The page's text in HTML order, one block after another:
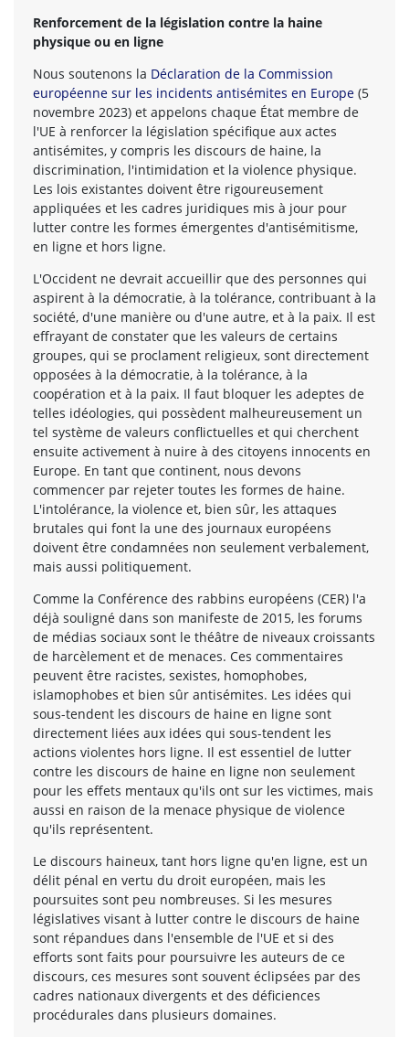
Renforcement de la législation contre la haine
physique ou en ligne
Nous soutenons la Déclaration de la Commission
européenne sur les incidents antisémites en Europe (5
novembre 2023) et appelons chaque État membre de
l'UE à renforcer la législation spécifique aux actes
antisémites, y compris les discours de haine, la
discrimination, l'intimidation et la violence physique.
Les lois existantes doivent être rigoureusement
appliquées et les cadres juridiques mis à jour pour
lutter contre les formes émergentes d'antisémitisme,
en ligne et hors ligne.
L'Occident ne devrait accueillir que des personnes qui
aspirent à la démocratie, à la tolérance, contribuant à la
société, d'une manière ou d'une autre, et à la paix. Il est
effrayant de constater que les valeurs de certains
groupes, qui se proclament religieux, sont directement
opposées à la démocratie, à la tolérance, à la
coopération et à la paix. Il faut bloquer les adeptes de
telles idéologies, qui possèdent malheureusement un
tel système de valeurs conflictuelles et qui cherchent
ensuite activement à nuire à des citoyens innocents en
Europe. En tant que continent, nous devons
commencer par rejeter toutes les formes de haine.
L'intolérance, la violence et, bien sûr, les attaques
brutales qui font la une des journaux européens
doivent être condamnées non seulement verbalement,
mais aussi politiquement.
Comme la Conférence des rabbins européens (CER) l'a
déjà souligné dans son manifeste de 2015, les forums
de médias sociaux sont le théâtre de niveaux croissants
de harcèlement et de menaces. Ces commentaires
peuvent être racistes, sexistes, homophobes,
islamophobes et bien sûr antisémites. Les idées qui
sous-tendent les discours de haine en ligne sont
directement liées aux idées qui sous-tendent les
actions violentes hors ligne. Il est essentiel de lutter
contre les discours de haine en ligne non seulement
pour les effets mentaux qu'ils ont sur les victimes, mais
aussi en raison de la menace physique de violence
qu'ils représentent.
Le discours haineux, tant hors ligne qu'en ligne, est un
délit pénal en vertu du droit européen, mais les
poursuites sont peu nombreuses. Si les mesures
législatives visant à lutter contre le discours de haine
sont répandues dans l'ensemble de l'UE et si des
efforts sont faits pour poursuivre les auteurs de ce
discours, ces mesures sont souvent éclipsées par des
cadres nationaux divergents et des déficiences
procédurales dans plusieurs domaines.